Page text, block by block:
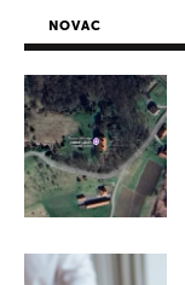
NOVAC